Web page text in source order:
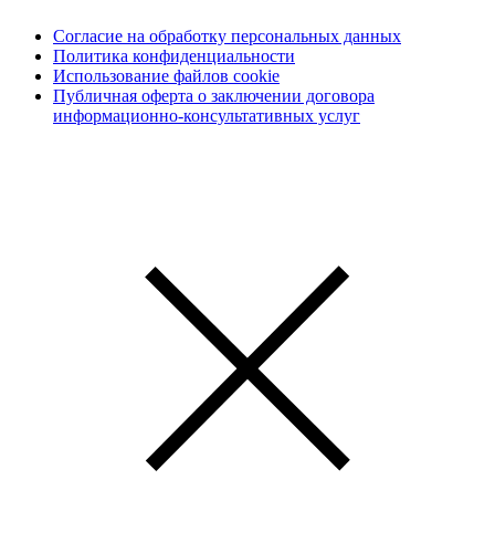
Согласие на обработку персональных данных
Политика конфиденциальности
Использование файлов cookie
Публичная оферта о заключении договора
информационно-консультативных услуг